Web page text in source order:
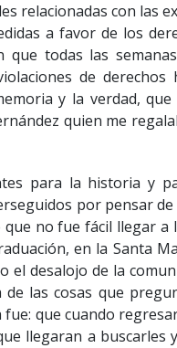
relacionadas con las
a favor de los
que todas las
de
y la verdad,
quien me
para la historia y
por pensar de
no fue fácil llegar a
en la Santa
el desalojo de la
las cosas que
que cuando
llegaran a buscarles